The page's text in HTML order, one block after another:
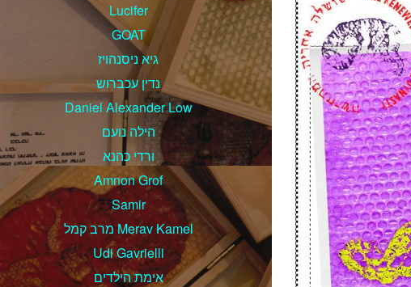
Lucifer
GOAT
גיא ניסנהויז
נדין עכברוש
Daniel Alexander Low
הילה נועם
ורדי כהנא
Amnon Grof
Samir
מרב קמל Merav Kamel
Udi Gavrielli
אימת הילדים